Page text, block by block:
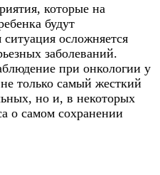
которые на
будут
осложняется
заболеваний.
при онкологии у
только самый жесткий
но и, в некоторых
о самом сохранении